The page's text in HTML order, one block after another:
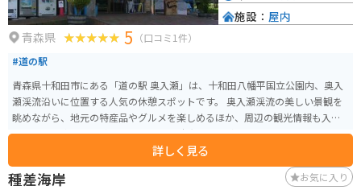
青森県 5 （口コミ1件）
#道の駅
青森県十和田市にある「道の駅 奥入瀬」は、十和田八幡平国立公園内、奥入
瀬渓流沿いに位置する人気の休憩スポットです。 奥入瀬渓流の美しい景観を
眺めながら、地元の特産品やグルメを楽しめるほか、周辺の観光情報も入手
できます。 名物の「奥入瀬そば」や「十和田バラ焼き」はぜひ味わいたい一
れた工芸品などが人気です。 バイクで訪れる際は、駐車場も広々としている
ので安心です。 奥入瀬渓流沿いのワインディングロードは、景色も良く、ツ
詳しく見る
施設： 屋内
種差海岸 お気に入り